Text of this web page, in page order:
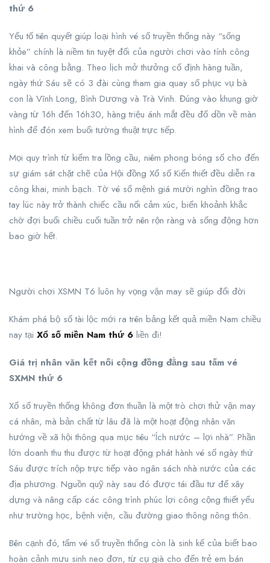
thứ 6
Yếu tố tiên quyết giúp loại hình vé số truyền thống này “sống
khỏe” chính là niềm tin tuyệt đối của người chơi vào tính công
khai và công bằng. Theo lịch mở thưởng cố định hàng tuần,
ngày thứ Sáu sẽ có 3 đài cùng tham gia quay số phục vụ bà
con là Vĩnh Long, Bình Dương và Trà Vinh. Đúng vào khung giờ
vàng từ 16h đến 16h30, hàng triệu ánh mắt đều đổ dồn về màn
hình để đón xem buổi tường thuật trực tiếp.
Mọi quy trình từ kiểm tra lồng cầu, niêm phong bóng số cho đến
sự giám sát chặt chẽ của Hội đồng Xổ số Kiến thiết đều diễn ra
công khai, minh bạch. Tờ vé số mệnh giá mười nghìn đồng trao
tay lúc này trở thành chiếc cầu nối cảm xúc, biến khoảnh khắc
chờ đợi buổi chiều cuối tuần trở nên rộn ràng và sống động hơn
bao giờ hết.
Người chơi XSMN T6 luôn hy vọng vận may sẽ giúp đổi đời
Khám phá bộ số tài lộc mới ra trên bảng kết quả miền Nam chiều
nay tại Xổ số miền Nam thứ 6 liền đi!
Giá trị nhân văn kết nối cộng đồng đằng sau tấm vé
SXMN thứ 6
Xổ số truyền thống không đơn thuần là một trò chơi thử vận may
cá nhân, mà bản chất từ lâu đã là một hoạt động nhân văn
hướng về xã hội thông qua mục tiêu “Ích nước – lợi nhà”. Phần
lớn doanh thu thu được từ hoạt động phát hành vé số ngày thứ
Sáu được trích nộp trực tiếp vào ngân sách nhà nước của các
địa phương. Nguồn quỹ này sau đó được tái đầu tư để xây
dựng và nâng cấp các công trình phúc lợi công cộng thiết yếu
như trường học, bệnh viện, cầu đường giao thông nông thôn.
Bên cạnh đó, tấm vé số truyền thống còn là sinh kế của biết bao
hoàn cảnh mưu sinh neo đơn, từ cụ già cho đến trẻ em bán